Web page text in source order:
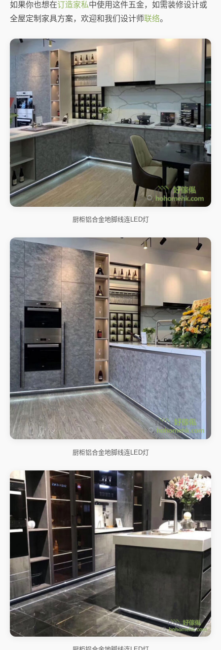
如果你也想在订造家私中使用这件五金，如需装修设计或
全屋定制家具方案，欢迎和我们设计师联络。
厨柜铝合金地脚线连LED灯
厨柜铝合金地脚线连LED灯